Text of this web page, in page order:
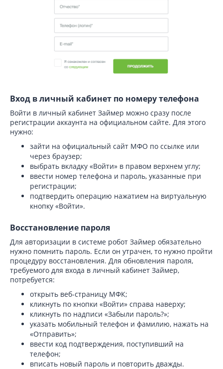
Вход в личный кабинет по номеру телефона
Войти в личный кабинет Займер можно сразу после
регистрации аккаунта на официальном сайте. Для этого
нужно:
зайти на официальный сайт МФО по ссылке или
через браузер;
выбрать вкладку «Войти» в правом верхнем углу;
ввести номер телефона и пароль, указанные при
регистрации;
подтвердить операцию нажатием на виртуальную
кнопку «Войти».
Восстановление пароля
Для авторизации в системе робот Займер обязательно
нужно помнить пароль. Если он утрачен, то нужно пройти
процедуру восстановления. Для обновления пароля,
требуемого для входа в личный кабинет Займер,
потребуется:
открыть веб-страницу МФК;
кликнуть по кнопки «Войти» справа наверху;
кликнуть по надписи «Забыли пароль?»;
указать мобильный телефон и фамилию, нажать на
«Отправить»;
ввести код подтверждения, поступивший на
телефон;
вписать новый пароль и повторить дважды.